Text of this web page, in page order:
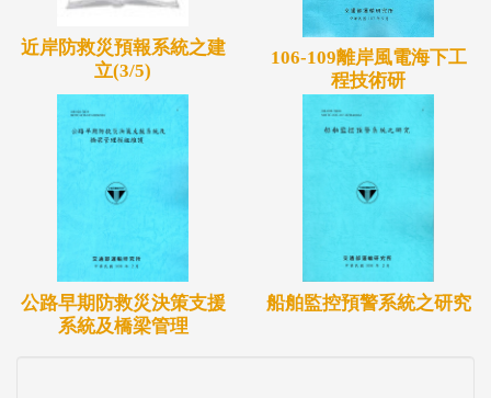
近岸防救災預報系統之建
立(3/5)
106-109離岸風電海下工
程技術研
公路早期防救災決策支援
系統及橋梁管理
船舶監控預警系統之研究